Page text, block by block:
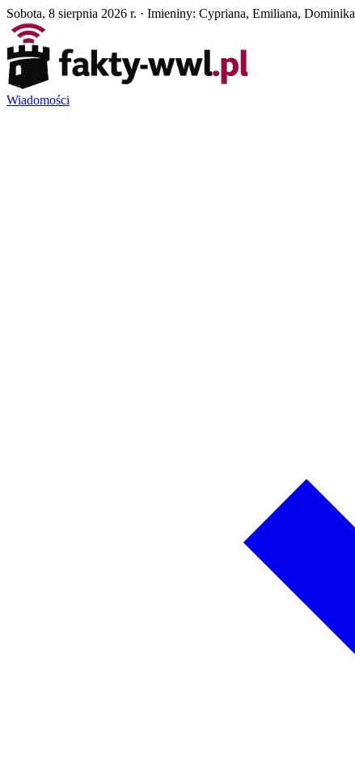
Sobota, 8 sierpnia 2026 r. · Imieniny: Cypriana, Emiliana, Dominika
Wiadomości